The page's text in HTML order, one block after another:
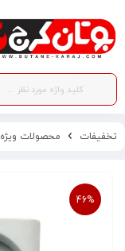
تخفیفات محصولات ویژه
46%